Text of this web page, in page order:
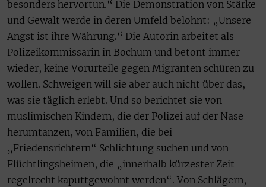
besonders hervortun.“ Die Demonstration von Stärke
und Gewalt werde in deren Umfeld belohnt: „Unsere
Angst ist ihre Währung.“ Die Autorin arbeitet als
Polizeikommissarin in Bochum und betont immer
wieder, keine Vorurteile gegen Migranten schüren zu
wollen. Schweigen will sie aber auch nicht über das,
was sie täglich erlebt. Und so berichtet sie von
muslimischen Kindern, die der Polizei auf der Nase
herumtanzen, von Familien, die bei
„Friedensrichtern“ Schlichtung suchen und von
Flüchtlingsheimen, die „innerhalb kürzester Zeit
regelrecht kaputtgewohnt werden“. Von Schlägern,